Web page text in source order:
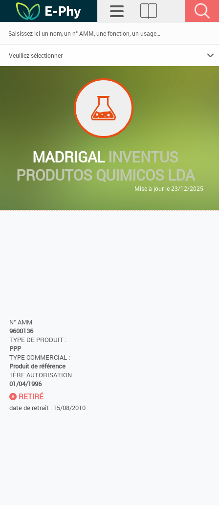
MADRIGALINVENTUS
PRODUTOS QUIMICOS LDA
Mise à jour le 23/12/2025
N° AMM
9600136
TYPE DE PRODUIT :
PPP
TYPE COMMERCIAL :
Produit de référence
1ÈRE AUTORISATION :
01/04/1996
RETIRÉ
date de retrait : 15/08/2010